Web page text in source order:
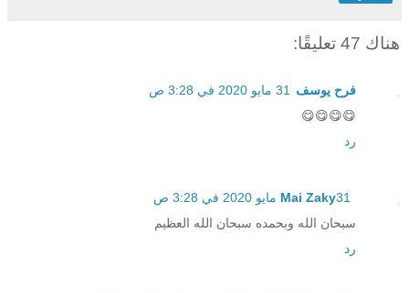
هناك 47 تعليقًا:
فرح يوسف
31 مايو 2020 في 3:28 ص
😋😋😋😋
رد
Mai Zaky31 مايو 2020 في 3:28 ص
سبحان الله وبحمده سبحان الله العظيم
رد